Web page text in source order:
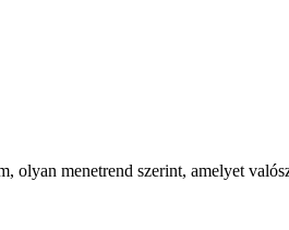
olyan menetrend szerint, amelyet